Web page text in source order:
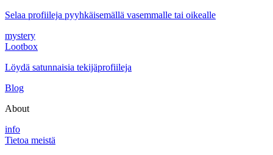
Selaa profiileja pyyhkäisemällä vasemmalle tai oikealle
mystery
Lootbox
Löydä satunnaisia tekijäprofiileja
Blog
About
info
Tietoa meistä